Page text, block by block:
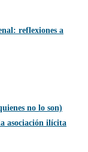
reflexiones a
no lo son)
asociación ilícita